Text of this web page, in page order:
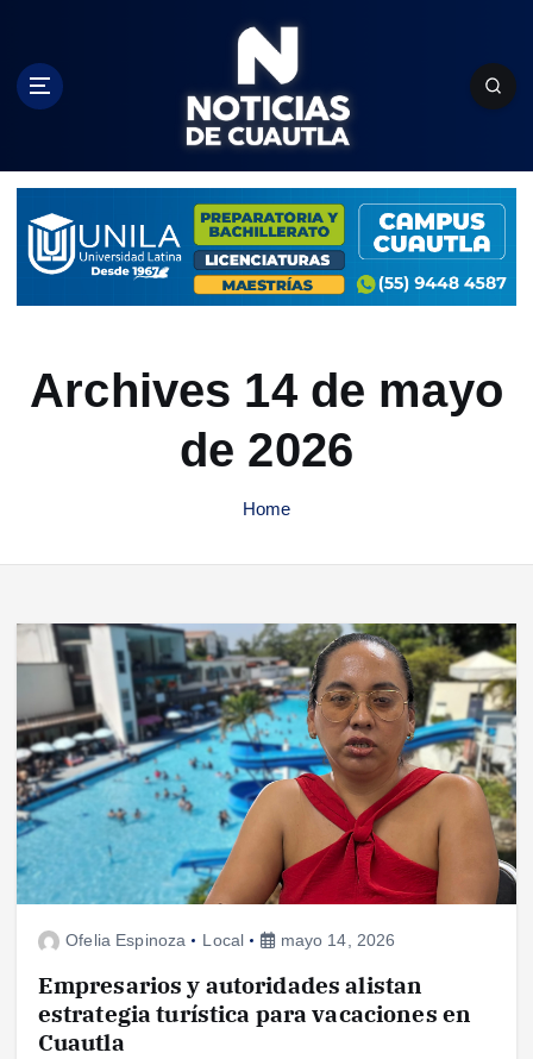
c
Archives 14 de mayo
de 2026
Home
Ofelia Espinoza Local mayo 14, 2026
Empresarios y autoridades alistan
estrategia turística para vacaciones en
Cuautla